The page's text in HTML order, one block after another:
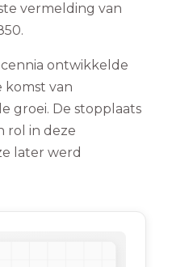
vermelding van
ontwikkelde
komst van
groei. De stopplaats
rol in deze
later werd